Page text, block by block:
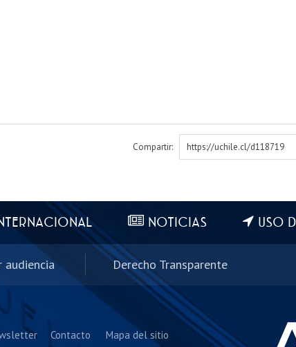
Compartir:
https://uchile.cl/d118719
NOTICIAS USO
audiencia Derecho Transparente
Contacto Mapa del sitio